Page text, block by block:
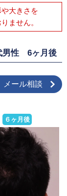
大きさを
ません。
男性 6ヶ月後
メール相談
６ヶ月後